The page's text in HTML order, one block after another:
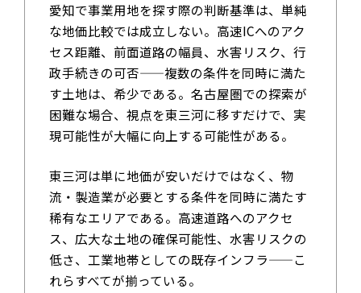
愛知で事業用地を探す際の判断基準は、単純
な地価比較では成立しない。高速ICへのアク
セス距離、前面道路の幅員、水害リスク、行
政手続きの可否——複数の条件を同時に満た
す土地は、希少である。名古屋圏での探索が
困難な場合、視点を東三河に移すだけで、実
現可能性が大幅に向上する可能性がある。
東三河は単に地価が安いだけではなく、物
流・製造業が必要とする条件を同時に満たす
稀有なエリアである。高速道路へのアクセ
ス、広大な土地の確保可能性、水害リスクの
低さ、工業地帯としての既存インフラ——こ
れらすべてが揃っている。